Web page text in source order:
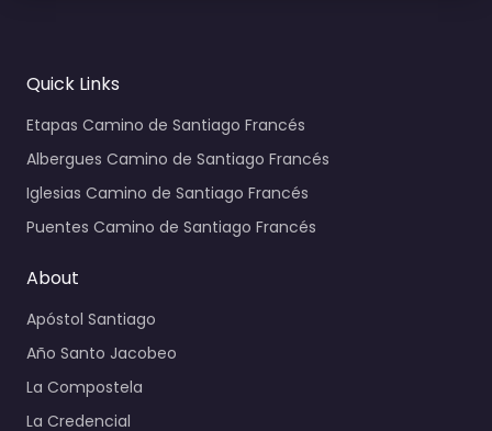
Quick Links
Etapas Camino de Santiago Francés
Albergues Camino de Santiago Francés
Iglesias Camino de Santiago Francés
Puentes Camino de Santiago Francés
About
Apóstol Santiago
Año Santo Jacobeo
La Compostela
La Credencial